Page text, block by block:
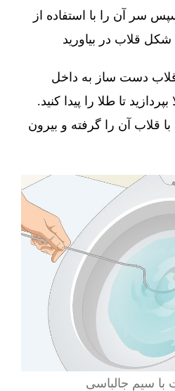
آن را با استفاده از
قلاب در بیاورید
دست ساز به داخل
تا طلا را پیدا کنید.
با قلاب آن را گرفته و بیرون
با سیم جالباسی